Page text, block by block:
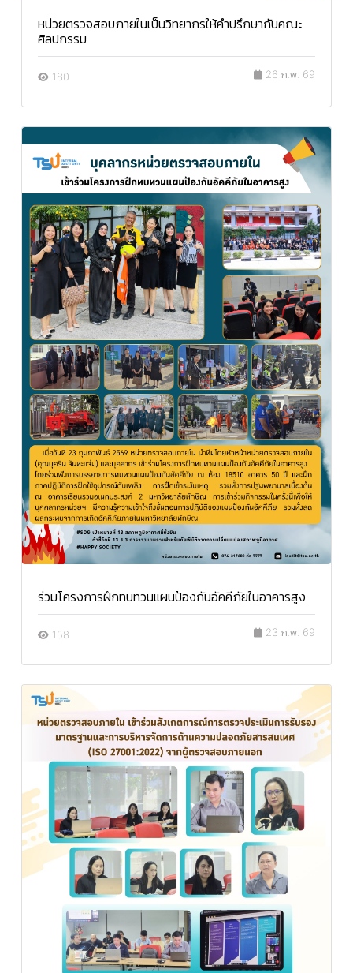
หน่วยตรวจสอบภายในเป็นวิทยากรให้คำปรึกษากับคณะ
ศิลปกรรม
180 26 ก.พ. 69
ร่วมโครงการฝึกทบทวนแผนป้องกันอัคคีภัยในอาคารสูง
158 23 ก.พ. 69